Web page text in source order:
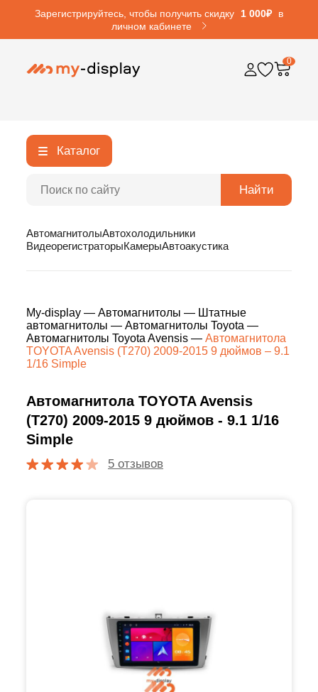
Зарегистрируйтесь, чтобы получить скидку 1 000₽
в
личном кабинете
0
Каталог
Найти
АвтомагнитолыАвтохолодильники
ВидеорегистраторыКамерыАвтоакустика
My-display — Автомагнитолы — Штатные
автомагнитолы — Автомагнитолы Toyota —
Автомагнитолы Toyota Avensis — Автомагнитола
TOYOTA Avensis (T270) 2009-2015 9 дюймов – 9.1
1/16 Simple
Автомагнитола TOYOTA Avensis
(T270) 2009-2015 9 дюймов - 9.1 1/16
Simple
5 отзывов